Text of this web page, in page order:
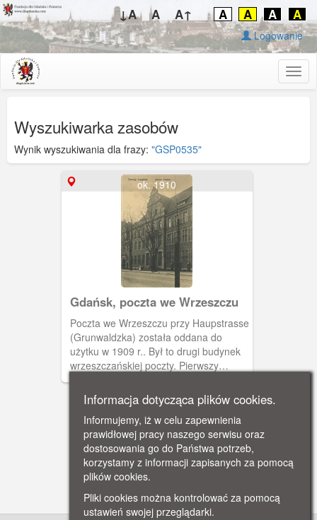
↓A A A↑ A A A A
Logowanie
Wyszukiwarka zasobów
Wynik wyszukiwania dla frazy: "GSP0535"
ok. 1910
Gdańsk, poczta we Wrzeszczu
Poczta we Wrzeszczu przy Haupstrasse
(Grunwaldzka) została oddana do
użytku w 1909 r.. Był to drugi budynek
wrzeszczańskiej poczty. Pierwszy
przeciwległej stronie, nieco bliżej rynku.
Obieg 1911 r.
Informacja dotycząca plików cookies.
Informujemy, iż w celu zapewnienia
prawidłowej pracy naszego serwisu oraz
dostosowania go do Państwa potrzeb,
korzystamy z informacji zapisanych za pomocą
plików cookies.
Pliki cookies można kontrolować za pomocą
ustawień swojej przeglądarki.